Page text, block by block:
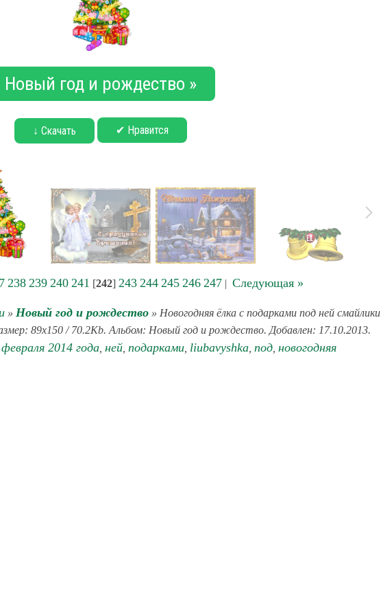
Новый год и рождество »
↓ Скачать ✔ Нравится
238 239 240 241 [242] 243 244 245 246 247| Следующая »
» Новый год и рождество» Новогодняя ёлка с подарками под ней смайлики
89x150 / 70.2Kb. Альбом: Новый год и рождество. Добавлен: 17.10.2013.
2014 года, ней, подарками, liubavyshka, под, новогодняя